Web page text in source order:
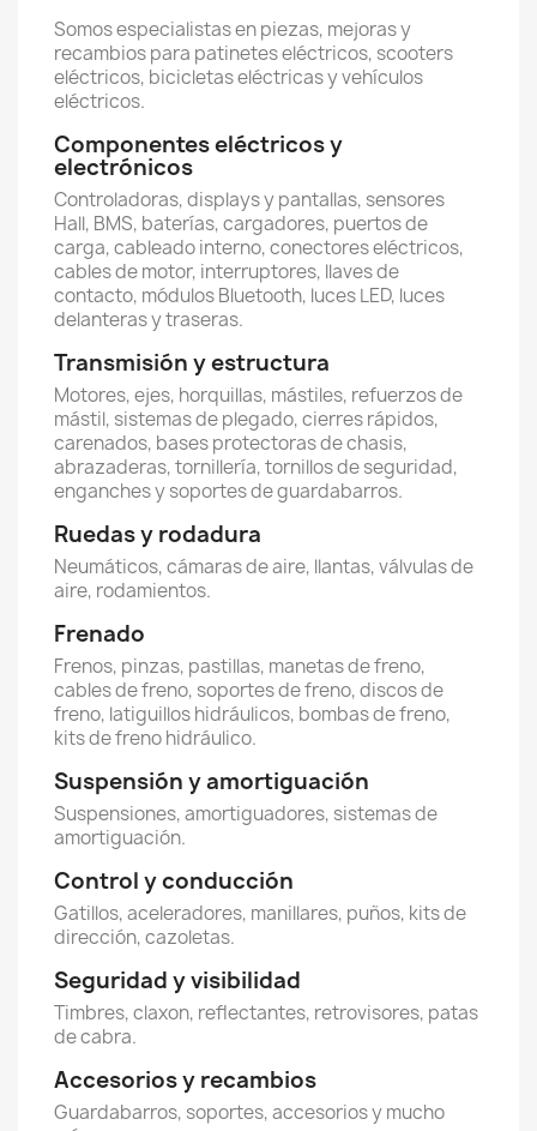
Somos especialistas en piezas, mejoras y
recambios para patinetes eléctricos, scooters
eléctricos, bicicletas eléctricas y vehículos
eléctricos.
Componentes eléctricos y
electrónicos
Controladoras, displays y pantallas, sensores
Hall, BMS, baterías, cargadores, puertos de
carga, cableado interno, conectores eléctricos,
cables de motor, interruptores, llaves de
contacto, módulos Bluetooth, luces LED, luces
delanteras y traseras.
Transmisión y estructura
Motores, ejes, horquillas, mástiles, refuerzos de
mástil, sistemas de plegado, cierres rápidos,
carenados, bases protectoras de chasis,
abrazaderas, tornillería, tornillos de seguridad,
enganches y soportes de guardabarros.
Ruedas y rodadura
Neumáticos, cámaras de aire, llantas, válvulas de
aire, rodamientos.
Frenado
Frenos, pinzas, pastillas, manetas de freno,
cables de freno, soportes de freno, discos de
freno, latiguillos hidráulicos, bombas de freno,
kits de freno hidráulico.
Suspensión y amortiguación
Suspensiones, amortiguadores, sistemas de
amortiguación.
Control y conducción
Gatillos, aceleradores, manillares, puños, kits de
dirección, cazoletas.
Seguridad y visibilidad
Timbres, claxon, reflectantes, retrovisores, patas
de cabra.
Accesorios y recambios
Guardabarros, soportes, accesorios y mucho